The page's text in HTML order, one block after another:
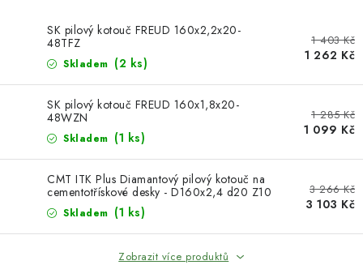
NÁSTROJE PRO FRÉZOVÁNÍ
NÁSTROJE PRO ŘEZÁNÍ KOVU
POTŘEBUJI DOBRÝ STROJ
KONTAKTY
Moje objednávka
SK pilový kotouč FREUD 160x2,2x20-
48TFZ
Skladem (2 ks)
1 403 Kč
1 262 Kč
SK pilový kotouč FREUD 160x1,8x20-
48WZN
Skladem (1 ks)
1 285 Kč
1 099 Kč
CMT ITK Plus Diamantový pilový kotouč na
cementotřískové desky - D160x2,4 d20 Z10
Skladem (1 ks)
3 266 Kč
3 103 Kč
Zobrazit více produktů